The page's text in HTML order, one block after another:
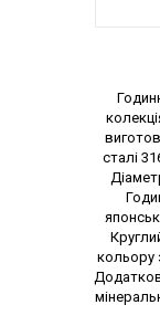
Опис
сталі
кольору